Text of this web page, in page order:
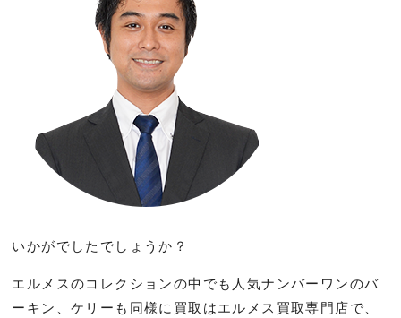
いかがでしたでしょうか？
エルメスのコレクションの中でも人気ナンバーワンのバ
ーキン、ケリーも同様に買取はエルメス買取専門店で、